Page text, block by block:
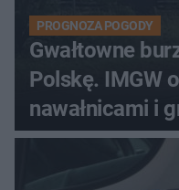
PROGNOZA POGODY
Gwałtowne
Polskę. IMGW
nawałnicami i